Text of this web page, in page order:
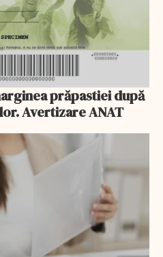
prăpastiei după
Avertizare ANAT